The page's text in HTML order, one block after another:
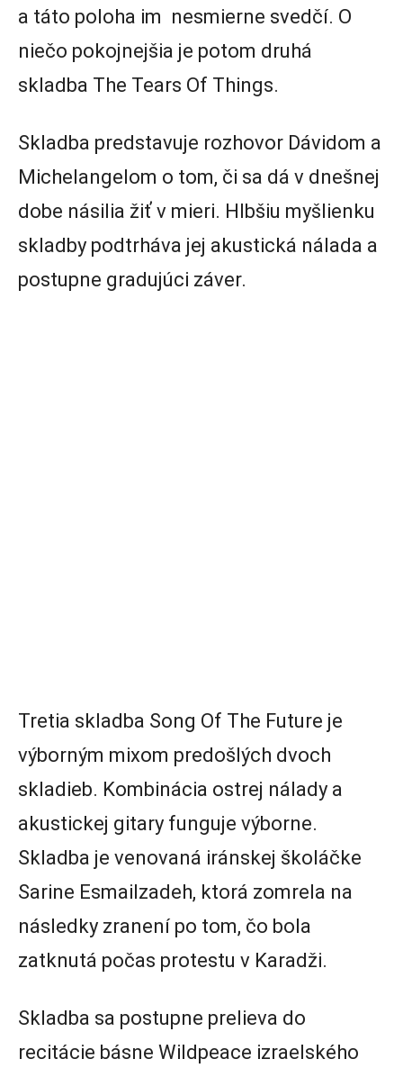
a táto poloha im nesmierne svedčí. O
niečo pokojnejšia je potom druhá
skladba The Tears Of Things.
Skladba predstavuje rozhovor Dávidom a
Michelangelom o tom, či sa dá v dnešnej
dobe násilia žiť v mieri. Hlbšiu myšlienku
skladby podtrháva jej akustická nálada a
postupne gradujúci záver.
Tretia skladba Song Of The Future je
výborným mixom predošlých dvoch
skladieb. Kombinácia ostrej nálady a
akustickej gitary funguje výborne.
Skladba je venovaná iránskej školáčke
Sarine Esmailzadeh, ktorá zomrela na
následky zranení po tom, čo bola
zatknutá počas protestu v Karadži.
Skladba sa postupne prelieva do
recitácie básne Wildpeace izraelského